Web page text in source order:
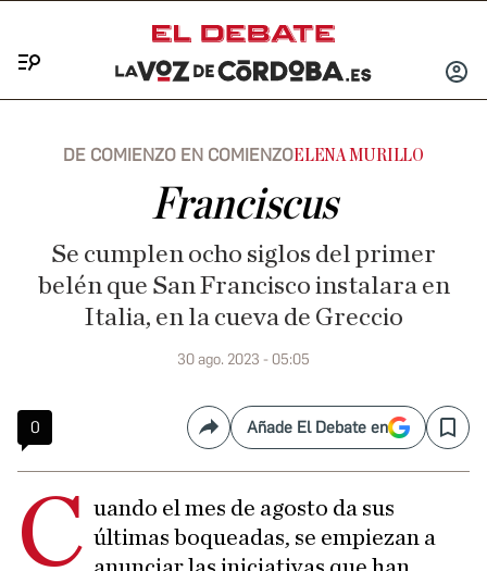
INICIAR
DE COMIENZO EN COMIENZOELENA MURILLO
Franciscus
Se cumplen ocho siglos del primer
belén que San Francisco instalara en
Italia, en la cueva de Greccio
30 ago. 2023 - 05:05
0 CompartirAñade El Debate en Save
C uando el mes de agosto da sus
últimas boqueadas, se empiezan a